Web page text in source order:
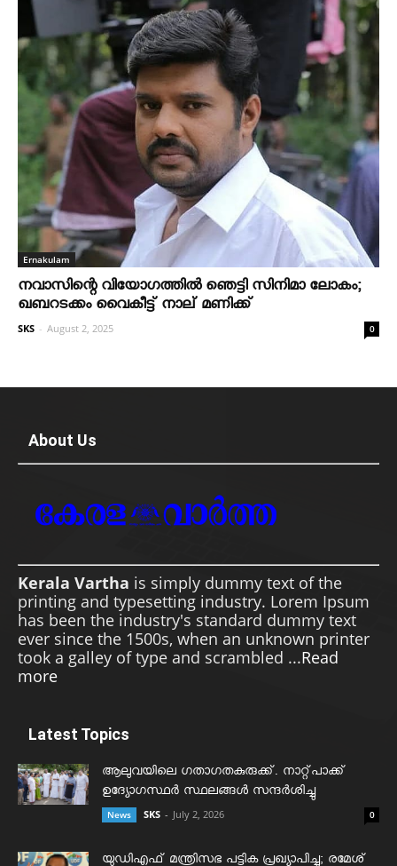
Ernakulam
നവാസിന്റെ വിയോഗത്തില്‍ ഞെട്ടി സിനിമാ ലോകം;
ഖബറടക്കം വൈകീട്ട് നാല് മണിക്ക്
SKS - August 2, 2025 0
About Us
Kerala Vartha is simply dummy text of the
printing and typesetting industry. Lorem Ipsum
has been the industry's standard dummy text
ever since the 1500s, when an unknown printer
took a galley of type and scrambled ...Read
more
Latest Topics
ആലുവയിലെ ഗതാഗതകുരുക്ക്. നാറ്റ്പാക്ക്
ഉദ്യോഗസ്ഥർ സ്ഥലങ്ങൾ സന്ദർശിച്ചു
News SKS - July 2, 2026 0
യുഡിഎഫ് മന്ത്രിസഭ പട്ടിക പ്രഖ്യാപിച്ചു; രമേശ്